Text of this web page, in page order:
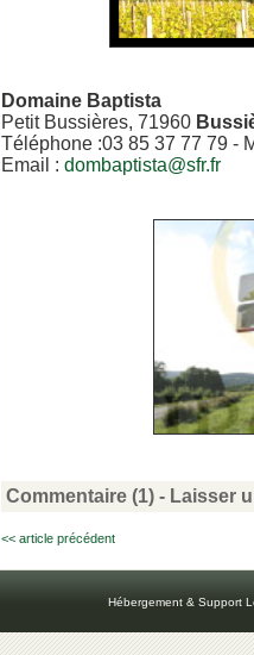
Domaine Baptista
Petit Bussières, 71960
Téléphone :03 85 37 77 79 -
Email : dombaptista@sfr.fr
Commentaire (1) - Laisser
<< article précédent
Hébergement & Support